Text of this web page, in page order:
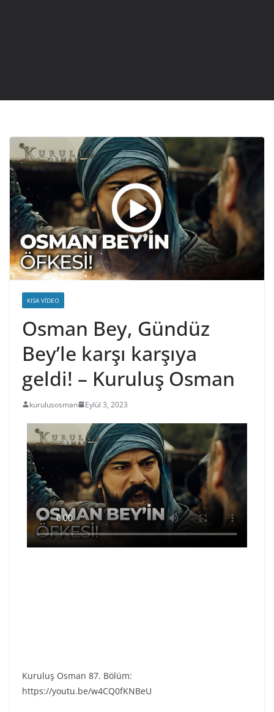
KISA VIDEO
Osman Bey, Gündüz
Bey’le karşı karşıya
geldi! – Kuruluş Osman
kurulusosman Eylül 3, 2023
Kuruluş Osman 87. Bölüm:
https://youtu.be/w4CQ0fKNBeU